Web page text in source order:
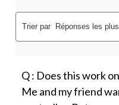
Trier par Réponses les
Q : Does this work
Me and my friend